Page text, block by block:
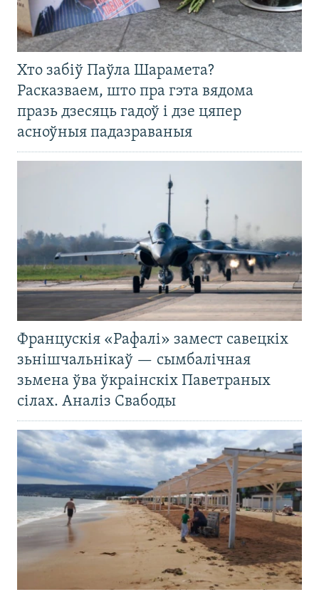
Хто забіў Паўла Шарамета?
Расказваем, што пра гэта вядома
празь дзесяць гадоў і дзе цяпер
асноўныя падазраваныя
Францускія «Рафалі» замест савецкіх
зьнішчальнікаў — сымбалічная
зьмена ўва ўкраінскіх Паветраных
сілах. Аналіз Свабоды